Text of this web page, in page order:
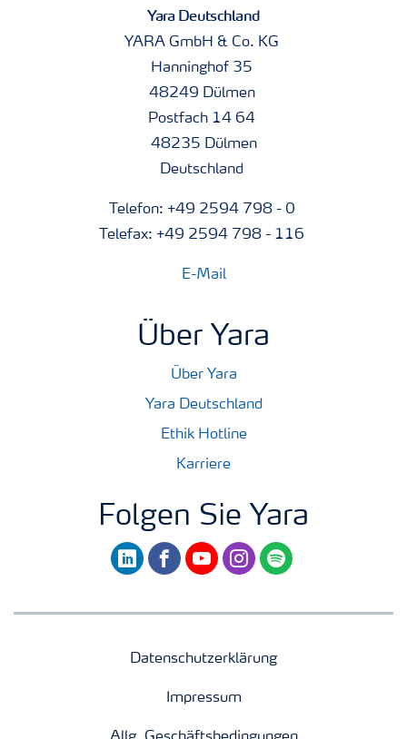
Yara Deutschland
YARA GmbH & Co. KG
Hanninghof 35
48249 Dülmen
Postfach 14 64
48235 Dülmen
Deutschland
Telefon: +49 2594 798 - 0
Telefax: +49 2594 798 - 116
E-Mail
Über Yara
Über Yara
Yara Deutschland
Ethik Hotline
Karriere
Folgen Sie Yara
linkedinfacebookyoutubeinstagram
spotify
Datenschutzerklärung
Impressum